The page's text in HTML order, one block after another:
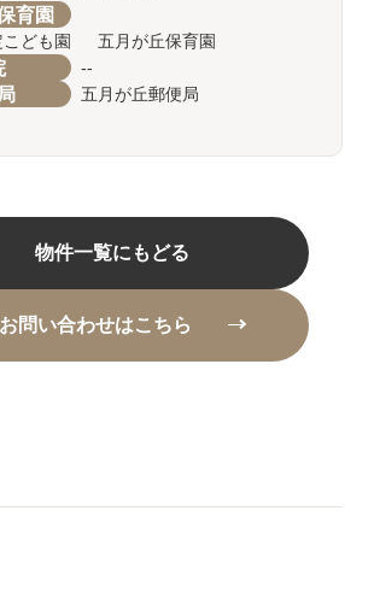
育園
こども園 五月が丘保育園
--
五月が丘郵便局
物件一覧にもどる
お問い合わせはこちら